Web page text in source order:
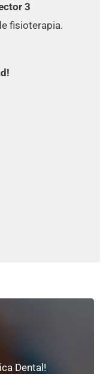
3
fisioterapia.
Dental!